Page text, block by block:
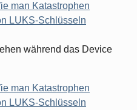
man Katastrophen
LUKS-Schlüsseln
während das Device
man Katastrophen
LUKS-Schlüsseln